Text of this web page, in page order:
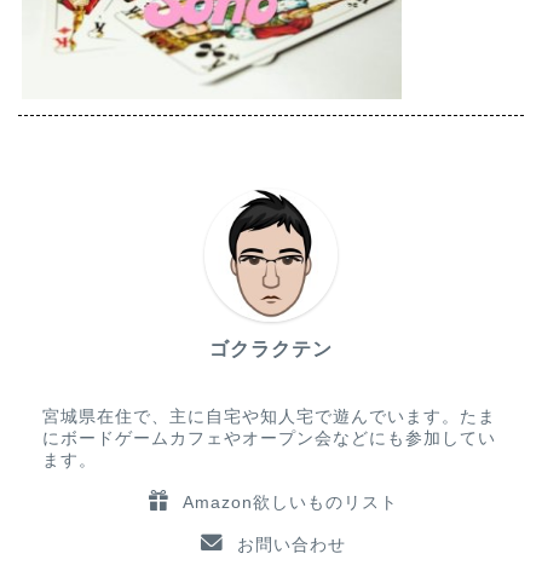
ゴクラクテン
宮城県在住で、主に自宅や知人宅で遊んでいます。たま
にボードゲームカフェやオープン会などにも参加してい
ます。
Amazon欲しいものリスト
お問い合わせ